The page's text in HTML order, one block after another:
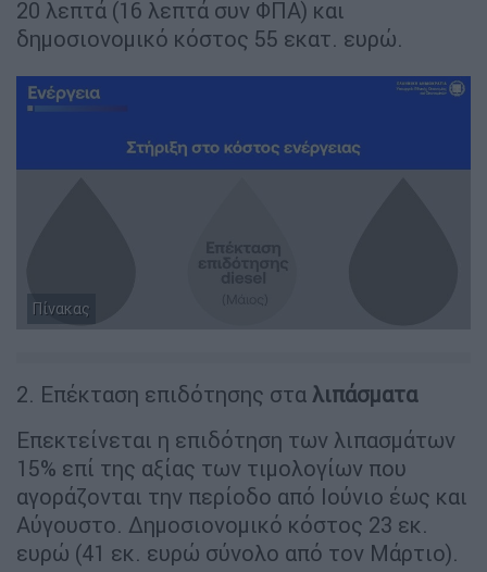
20 λεπτά (16 λεπτά συν ΦΠΑ) και
δημοσιονομικό κόστος 55 εκατ. ευρώ.
Πίνακας
2. Επέκταση επιδότησης στα λιπάσματα
Επεκτείνεται η επιδότηση των λιπασμάτων
15% επί της αξίας των τιμολογίων που
αγοράζονται την περίοδο από Ιούνιο έως και
Αύγουστο. Δημοσιονομικό κόστος 23 εκ.
ευρώ (41 εκ. ευρώ σύνολο από τον Μάρτιο).